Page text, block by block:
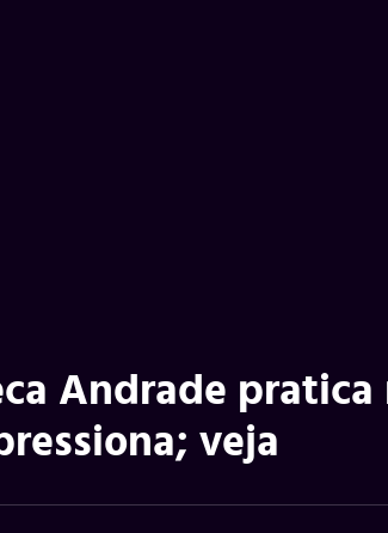
Andrade
veja